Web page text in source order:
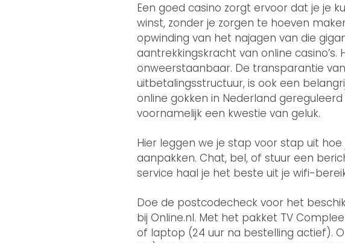
Een goed casino zorgt ervoor dat je je
winst, zonder je zorgen te hoeven
opwinding van het najagen van die
aantrekkingskracht van online
onweerstaanbaar. De transparantie
uitbetalingsstructuur, is ook een
online gokken in Nederland
voornamelijk een kwestie van geluk.
Hier leggen we je stap voor stap uit
aanpakken. Chat, bel, of stuur een
service haal je het beste uit je wifi-
Doe de postcodecheck voor het
bij Online.nl. Met het pakket TV
of laptop (24 uur na bestelling actief).